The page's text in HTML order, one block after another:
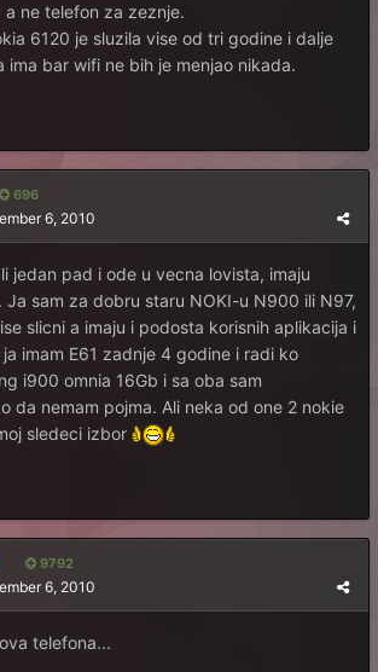
ne telefon za zeznje.
6120 je sluzila vise od tri godine i dalje
ima bar wifi ne bih je menjao nikada.
696
6, 2010
jedan pad i ode u vecna lovista, imaju
Ja sam za dobru staru NOKI-u N900 ili N97,
slicni a imaju i podosta korisnih aplikacija i
imam E61 zadnje 4 godine i radi ko
i900 omnia 16Gb i sa oba sam
da nemam pojma. Ali neka od one 2 nokie
sledeci izbor
9792
6, 2010
telefona...